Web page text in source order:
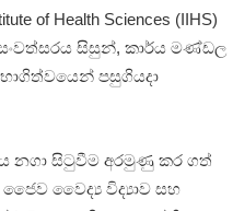
of Health Sciences (IIHS)
සංවත්සරය සිසුන්, කාර්ය මණ්ඩල
පසුගියදා
නගා සිටුවීම අරමුණු කර ගත්
ජෛව වෛද්‍ය විද්‍යාව සහ